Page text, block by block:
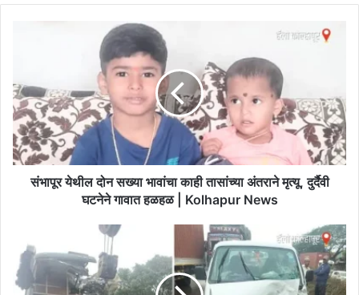
भावांचा
काही
तासांच्या
अंतराने
मृत्यू,
दुर्दैवी
Kolhapur
News
संभापूर येथील दोन सख्या भावांचा काही तासांच्या अंतराने मृत्यू, दुर्दैवी
घटनेने गावात हळहळ | Kolhapur News
Accident
शिरोली